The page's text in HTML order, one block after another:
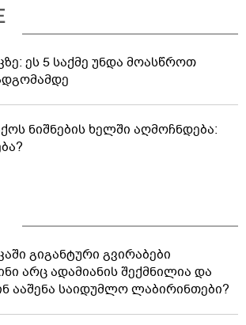
ეს 5 საქმე უნდა მოასწროთ
ნიშნების ხელში აღმოჩნდება:
გიგანტური გვირაბები
არც ადამიანის შექმნილია და
ააშენა საიდუმლო ლაბირინთები?